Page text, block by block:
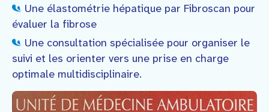
Une élastométrie hépatique par Fibroscan pour
évaluer la fibrose
Une consultation spécialisée pour organiser le
suivi et les orienter vers une prise en charge
optimale multidisciplinaire.